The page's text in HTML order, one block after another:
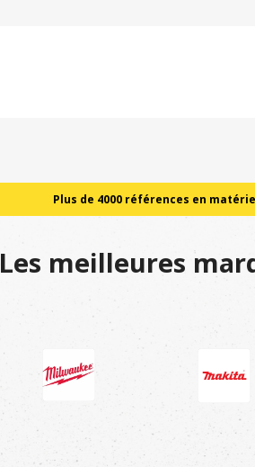
Plus de 4000 références en
Les meilleures